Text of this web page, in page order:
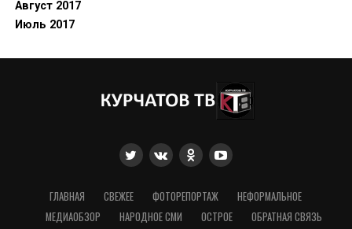
Август 2017
Июль 2017
ГЛАВНАЯ СВЕЖЕЕ ФОТОРЕПОРТАЖ
НЕФОРМАЛЬНОЕ
МЕДИАОБЗОР
НАРОДНОЕ СМИ ОСТРОЕ
ОБРАТНАЯ СВЯЗЬ